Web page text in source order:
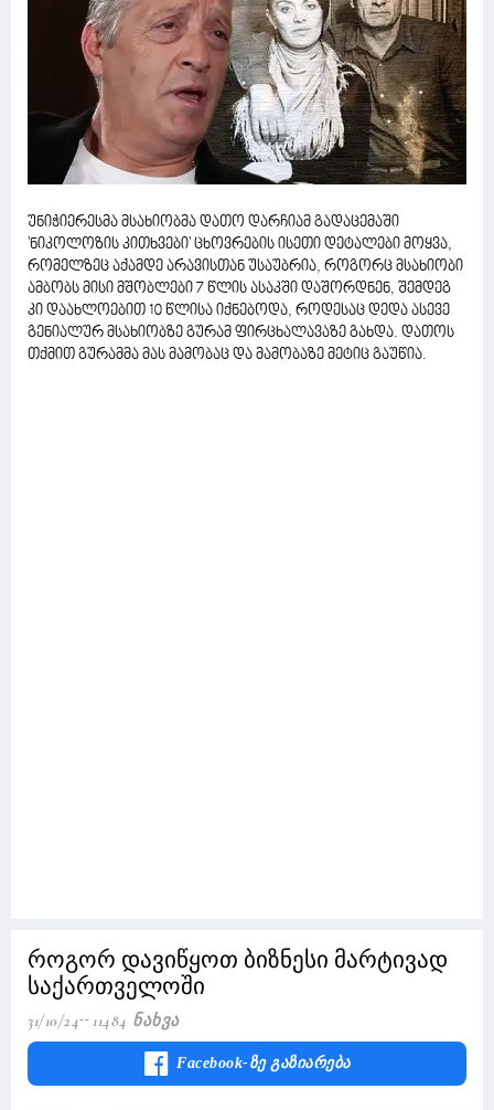
უნიჭიერესმა მსახიობმა დათო დარჩიამ გადაცემაში
'ნიკოლოზის კითხვები' ცხოვრების ისეთი დეტალები მოყვა,
რომელზეც აქამდე არავისთან უსაუბრია, როგორც მსახიობი
ამბობს მისი მშობლები 7 წლის ასაკში დაშორდნენ, შემდეგ
კი დაახლოებით 10 წლისა იქნებოდა, როდესაც დედა ასევე
გენიალურ მსახიობზე გურამ ფირცხალავაზე გახდა. დათოს
თქმით გურამმა მას მამობაც და მამობაზე მეტიც გაუწია.
როგორ დავიწყოთ ბიზნესი მარტივად
საქართველოში
31/10/24 11484 Ნახვა
Facebook-Ზე Გაზიარება